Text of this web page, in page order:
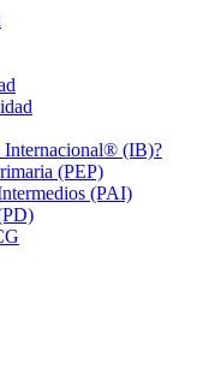
Internacional® (IB)?
(PEP)
(PAI)